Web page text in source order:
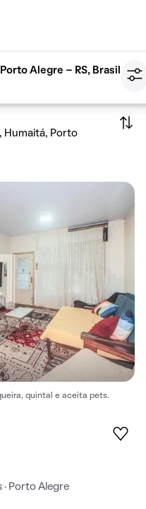
Alegre - RS, Brasil
Humaitá, Porto
quintal e aceita pets.
Porto Alegre